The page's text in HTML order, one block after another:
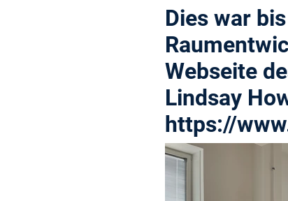
Dies war
Webseite
Lindsay
https://